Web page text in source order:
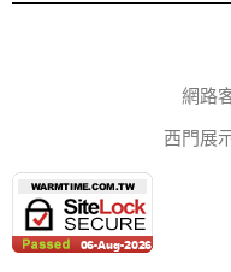
網路
西門展